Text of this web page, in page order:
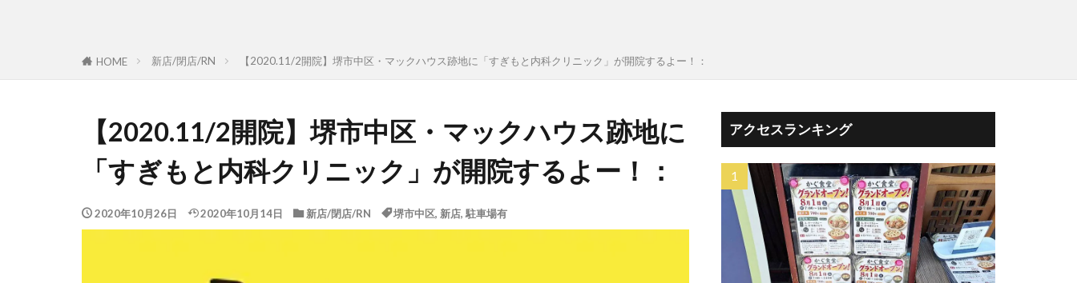
HOME 新店/閉店/RN 【2020.11/2開院】堺市中区・マックハウス跡地に「すぎもと内科クリニック」が開院するよー！：
【2020.11/2開院】堺市中区・マックハウス跡地に
「すぎもと内科クリニック」が開院するよー！：
2020年10月26日 2020年10月14日 新店/閉店/RN 堺市中区, 新店, 駐車場有
アクセスランキング